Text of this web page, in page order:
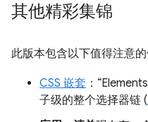
其他精彩集锦
此版本包含以下值得注意的
CSS 嵌套 ：
子级的整个选择器链 (